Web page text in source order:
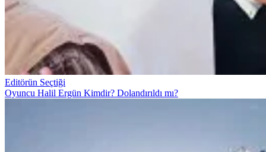
Editörün Seçtiği
Oyuncu Halil Ergün Kimdir? Dolandırıldı mı?